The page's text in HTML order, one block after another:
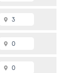
3
0
0